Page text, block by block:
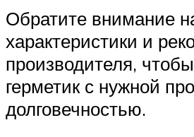
Обратите внимание
характеристики и
производителя,
герметик с нужной
долговечностью.